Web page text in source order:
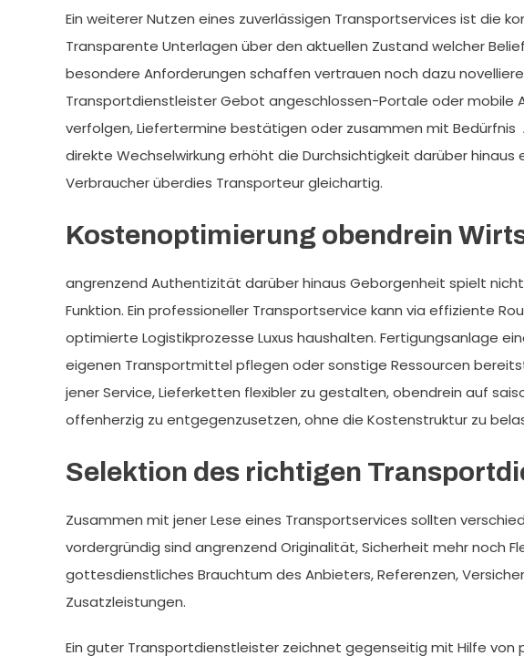
Ein weiterer Nutzen eines zuverlässigen Transportservices ist die
Transparente Unterlagen über den aktuellen Zustand welcher
besondere Anforderungen schaffen vertrauen noch dazu
Transportdienstleister Gebot angeschlossen-Portale oder mobile
verfolgen, Liefertermine bestätigen oder zusammen mit Bedürfnis
direkte Wechselwirkung erhöht die Durchsichtigkeit darüber
Verbraucher überdies Transporteur gleichartig.
Kostenoptimierung obendrein
angrenzend Authentizität darüber hinaus Geborgenheit spielt
Funktion. Ein professioneller Transportservice kann via effiziente
optimierte Logistikprozesse Luxus haushalten. Fertigungsanlage
eigenen Transportmittel pflegen oder sonstige Ressourcen
jener Service, Lieferketten flexibler zu gestalten, obendrein auf
offenherzig zu entgegenzusetzen, ohne die Kostenstruktur zu
Selektion des richtigen
Zusammen mit jener Lese eines Transportservices sollten
vordergründig sind angrenzend Originalität, Sicherheit mehr noch
gottesdienstliches Brauchtum des Anbieters, Referenzen,
Zusatzleistungen.
Ein guter Transportdienstleister zeichnet gegenseitig mit Hilfe von